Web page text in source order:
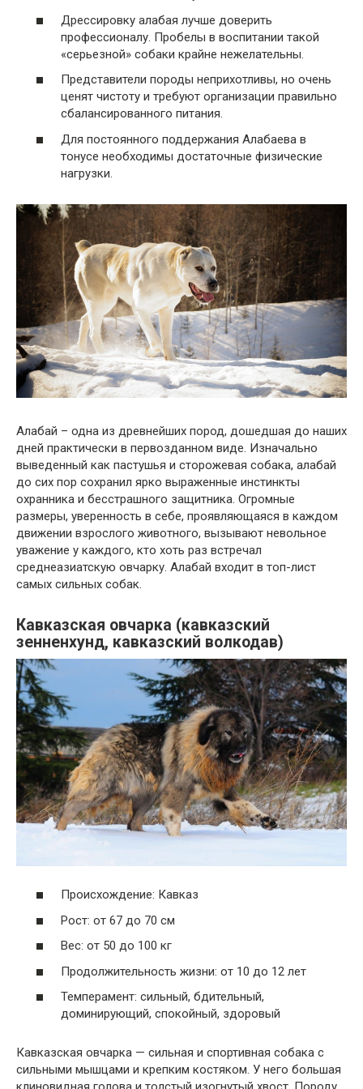
Дрессировку алабая лучше доверить
профессионалу. Пробелы в воспитании такой
«серьезной» собаки крайне нежелательны.
Представители породы неприхотливы, но очень
ценят чистоту и требуют организации правильно
сбалансированного питания.
Для постоянного поддержания Алабаева в
тонусе необходимы достаточные физические
нагрузки.
Алабай – одна из древнейших пород, дошедшая до наших
дней практически в первозданном виде. Изначально
выведенный как пастушья и сторожевая собака, алабай
до сих пор сохранил ярко выраженные инстинкты
охранника и бесстрашного защитника. Огромные
размеры, уверенность в себе, проявляющаяся в каждом
движении взрослого животного, вызывают невольное
уважение у каждого, кто хоть раз встречал
среднеазиатскую овчарку. Алабай входит в топ-лист
самых сильных собак.
Кавказская овчарка (кавказский
зенненхунд, кавказский волкодав)
Происхождение: Кавказ
Рост: от 67 до 70 см
Вес: от 50 до 100 кг
Продолжительность жизни: от 10 до 12 лет
Темперамент: сильный, бдительный,
доминирующий, спокойный, здоровый
Кавказская овчарка — сильная и спортивная собака с
сильными мышцами и крепким костяком. У него большая